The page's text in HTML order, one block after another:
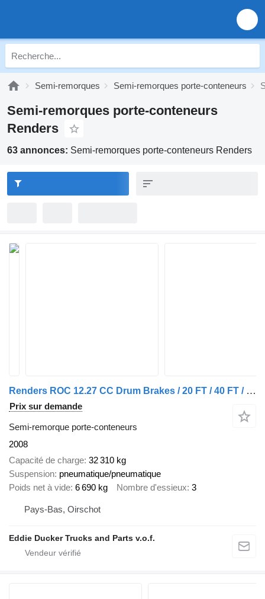
Semi-remorques Semi-remorques porte-conteneurs
Semi-remorques porte-conteneurs
Renders
63 annonces: Semi-remorques porte-conteneurs Renders
Renders ROC 12.27 CC Drum Brakes / 20 FT / 40 FT / 45 FT
Prix sur demande
Semi-remorque porte-conteneurs
2008
Capacité de charge 32 310 kg
Suspension pneumatique/pneumatique
Poids net à vide 6 690 kg Nombre d'essieux 3
Pays-Bas, Oirschot
Eddie Ducker Trucks and Parts v.o.f.